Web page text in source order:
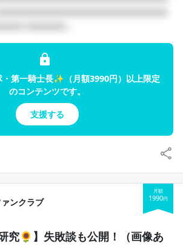
,#LilyBloom
もぐエミリ
楽鑑賞
楽、映画、旅行、美容
・第一騎士長✨（月額3990円）以上限定
のコンテンツです。
支援する
ンクラブ
月額
1990円
究🌻】失敗談も公開！（画像あ